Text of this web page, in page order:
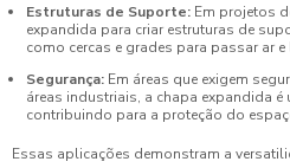
Estruturas de Suporte: Em projetos
expandida para criar estruturas de
como cercas e grades para passar ar e
Segurança: Em áreas que exigem
áreas industriais, a chapa expandida é
contribuindo para a proteção do
Essas aplicações demonstram a